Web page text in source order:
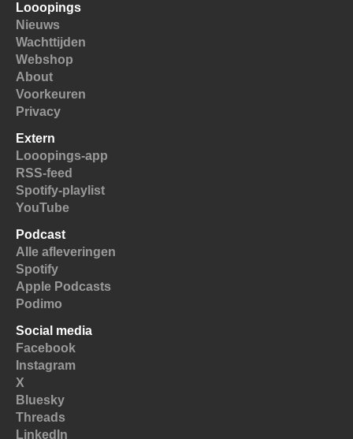
Looopings
Nieuws
Wachttijden
Webshop
About
Voorkeuren
Privacy
Extern
Looopings-app
RSS-feed
Spotify-playlist
YouTube
Podcast
Alle afleveringen
Spotify
Apple Podcasts
Podimo
Social media
Facebook
Instagram
X
Bluesky
Threads
LinkedIn